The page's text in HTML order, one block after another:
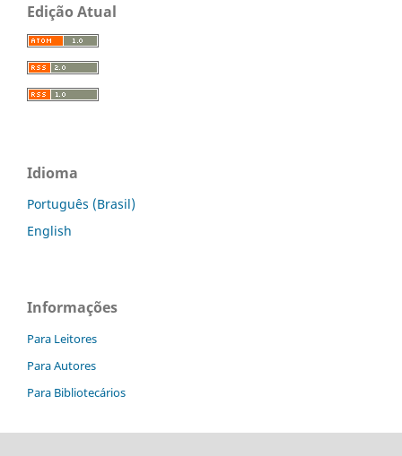
Edição Atual
Idioma
Português (Brasil)
English
Informações
Para Leitores
Para Autores
Para Bibliotecários